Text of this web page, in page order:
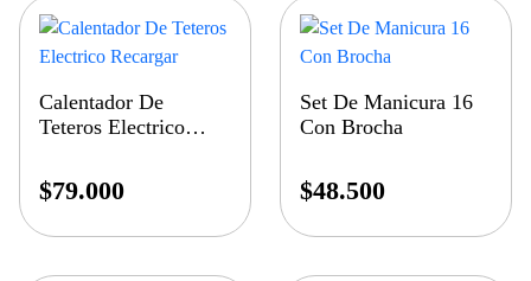
Calentador De
Teteros Electrico
$79.000
Set De Manicura 16
Con Brocha
$48.500